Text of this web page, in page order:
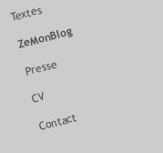
Textes
ZeMonBlog
Presse
CV
Contact